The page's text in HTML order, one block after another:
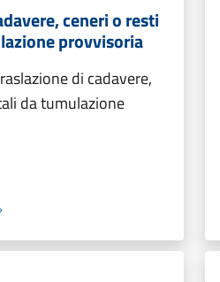
ceneri o resti
provvisoria
di cadavere,
da tumulazione